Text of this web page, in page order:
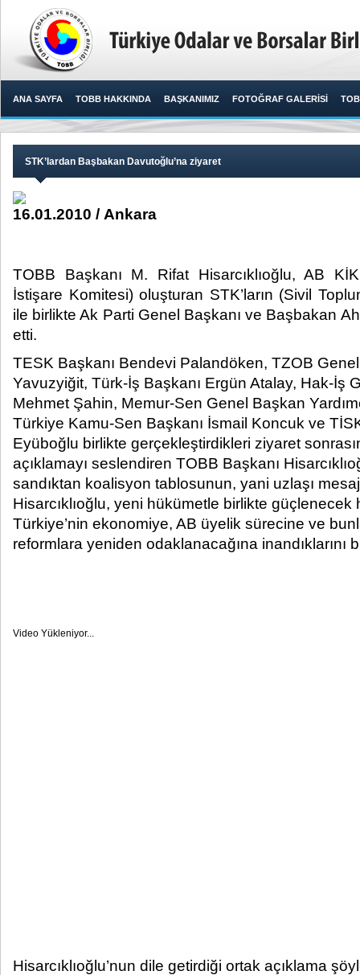
ANA SAYFA TOBB HAKKINDA BAŞKANIMIZ FOTOĞRAF GALERİSİ
STK’lardan Başbakan Davutoğlu’na ziyaret
16.01.2010 / Ankara
TOBB Başkanı M. Rifat Hisarcıklıoğlu, AB
İstişare Komitesi) oluşturan STK’ların (Sivil
ile birlikte Ak Parti Genel Başkanı ve Başbakan
etti.​
TESK Başkanı Bendevi Palandöken, TZOB
Yavuzyiğit, Türk-İş Başkanı Ergün Atalay, Hak-İş
Mehmet Şahin, Memur-Sen Genel Başkan
Türkiye Kamu-Sen Başkanı İsmail Koncuk ve
Eyüboğlu birlikte gerçekleştirdikleri ziyaret
açıklamayı seslendiren TOBB Başkanı
sandıktan koalisyon tablosunun, yani uzlaşı
Hisarcıklıoğlu, yeni hükümetle birlikte güçlenecek
Türkiye’nin ekonomiye, AB üyelik sürecine ve
reformlara yeniden odaklanacağına inandıklarını
Video Yükleniyor...
Hisarcıklıoğlu’nun dile getirdiği ortak açıklama